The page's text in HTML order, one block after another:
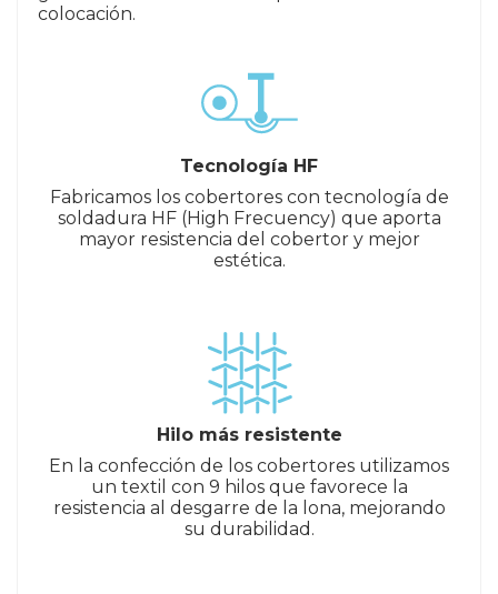
colocación.
Tecnología HF
Fabricamos los cobertores con tecnología de
soldadura HF (High Frecuency) que aporta
mayor resistencia del cobertor y mejor
estética.
Hilo más resistente
En la confección de los cobertores utilizamos
un textil con 9 hilos que favorece la
resistencia al desgarre de la lona, mejorando
su durabilidad.